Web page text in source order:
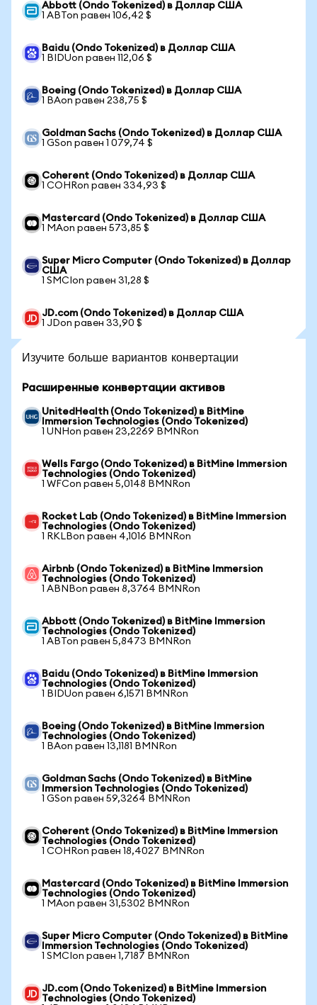
Abbott (Ondo Tokenized) в Доллар США
1 ABTon равен 106,42 $
Baidu (Ondo Tokenized) в Доллар США
1 BIDUon равен 112,06 $
Boeing (Ondo Tokenized) в Доллар США
1 BAon равен 238,75 $
Goldman Sachs (Ondo Tokenized) в Доллар США
1 GSon равен 1 079,74 $
Coherent (Ondo Tokenized) в Доллар США
1 COHRon равен 334,93 $
Mastercard (Ondo Tokenized) в Доллар США
1 MAon равен 573,85 $
Super Micro Computer (Ondo Tokenized) в Доллар
США
1 SMCIon равен 31,28 $
JD.com (Ondo Tokenized) в Доллар США
1 JDon равен 33,90 $
Изучите больше вариантов конвертации
Расширенные конвертации активов
UnitedHealth (Ondo Tokenized) в BitMine
Immersion Technologies (Ondo Tokenized)
1 UNHon равен 23,2269 BMNRon
Wells Fargo (Ondo Tokenized) в BitMine Immersion
Technologies (Ondo Tokenized)
1 WFCon равен 5,0148 BMNRon
Rocket Lab (Ondo Tokenized) в BitMine Immersion
Technologies (Ondo Tokenized)
1 RKLBon равен 4,1016 BMNRon
Airbnb (Ondo Tokenized) в BitMine Immersion
Technologies (Ondo Tokenized)
1 ABNBon равен 8,3764 BMNRon
Abbott (Ondo Tokenized) в BitMine Immersion
Technologies (Ondo Tokenized)
1 ABTon равен 5,8473 BMNRon
Baidu (Ondo Tokenized) в BitMine Immersion
Technologies (Ondo Tokenized)
1 BIDUon равен 6,1571 BMNRon
Boeing (Ondo Tokenized) в BitMine Immersion
Technologies (Ondo Tokenized)
1 BAon равен 13,1181 BMNRon
Goldman Sachs (Ondo Tokenized) в BitMine
Immersion Technologies (Ondo Tokenized)
1 GSon равен 59,3264 BMNRon
Coherent (Ondo Tokenized) в BitMine Immersion
Technologies (Ondo Tokenized)
1 COHRon равен 18,4027 BMNRon
Mastercard (Ondo Tokenized) в BitMine Immersion
Technologies (Ondo Tokenized)
1 MAon равен 31,5302 BMNRon
Super Micro Computer (Ondo Tokenized) в BitMine
Immersion Technologies (Ondo Tokenized)
1 SMCIon равен 1,7187 BMNRon
JD.com (Ondo Tokenized) в BitMine Immersion
Technologies (Ondo Tokenized)